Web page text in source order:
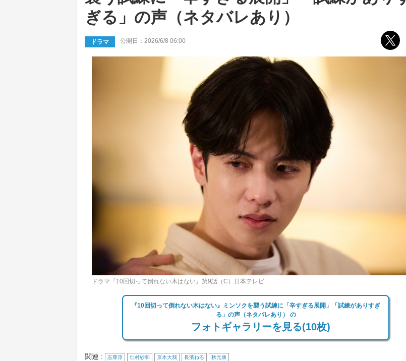
ぎる」の声（ネタバレあり）
ドラマ 公開日：2026/6/8 06:00
ドラマ『10回切って倒れない木はない』第9話（C）日本テレビ
『10回切って倒れない木はない』ミンソクを襲う試練に「辛すぎる展開」「試練がありすぎ
る」の声（ネタバレあり） の
フォトギャラリーを見る(10枚)
関連 : 志尊淳 仁村紗和 京本大我 長濱ねる 秋元康